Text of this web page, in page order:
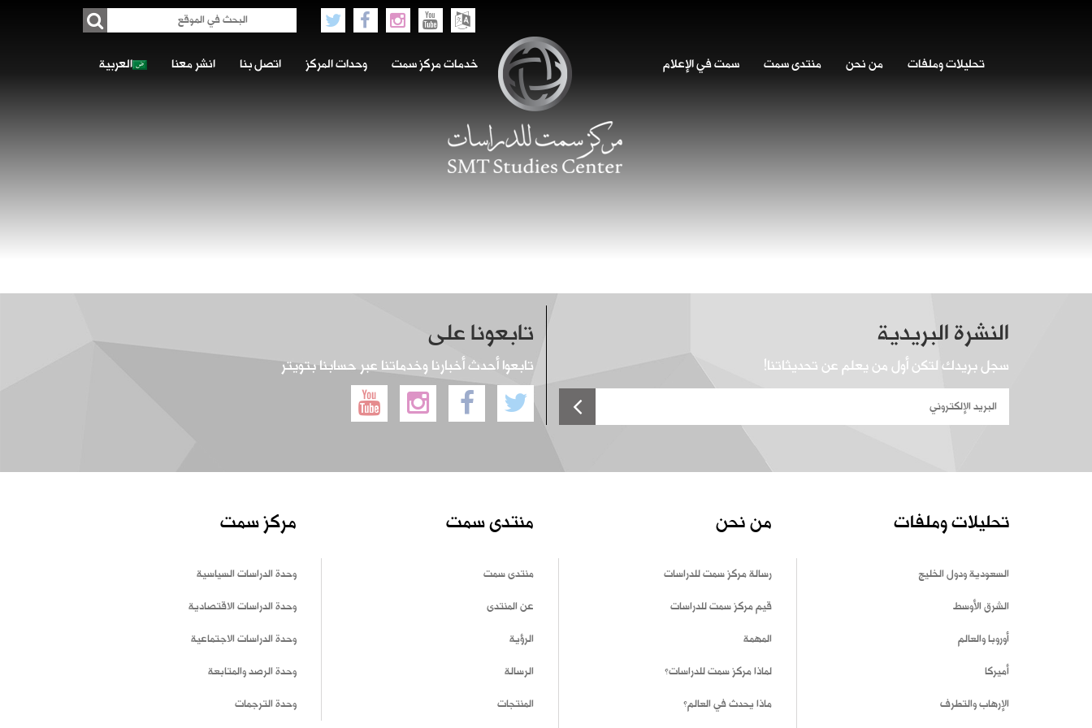
تحليلات وملفات من نحن منتدى سمت سمت في الإعلام خدمات مركز سمت وحدات المركز اتصل بنا انشر معنا العربية
النشرة البريدية
سجل بريدك لتكن أول من يعلم عن تحديثاتنا!
تابعونا على
تابعوا أحدث أخبارنا وخدماتنا عبر حسابنا بتويتر
تحليلات وملفات
السعودية ودول الخليج
الشرق الأوسط
أوروبا والعالم
أميركا
الإرهاب والتطرف
من نحن
رسالة مركز سمت للدراسات
قيم مركز سمت للدراسات
المهمة
لماذا مركز سمت للدراسات؟
ماذا يحدث في العالم؟
منتدى سمت
منتدى سمت
عن المنتدى
الرؤية
الرسالة
المنتجات
مركز سمت
وحدة الدراسات السياسية
وحدة الدراسات الاقتصادية
وحدة الدراسات الاجتماعية
وحدة الرصد والمتابعة
وحدة الترجمات